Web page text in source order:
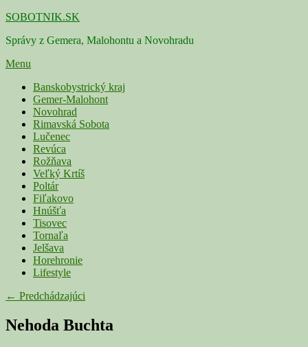
Skip
content
SOBOTNIK.SK
Správy z Gemera, Malohontu a Novohradu
Menu
Primárne
menu
Banskobystrický kraj
Gemer-Malohont
Novohrad
Rimavská Sobota
Lučenec
Revúca
Rožňava
Veľký Krtíš
Poltár
Fiľakovo
Hnúšťa
Tisovec
Tornaľa
Jelšava
Horehronie
Lifestyle
Navigácia
galérii
← Predchádzajúci
Nehoda Buchta